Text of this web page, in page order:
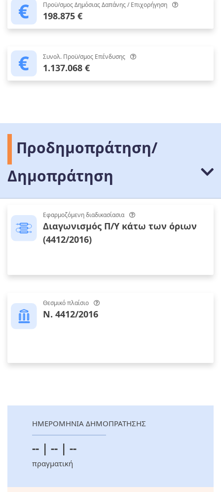
Προϋ/σμος Δημόσιας Δαπάνης / Επιχορήγηση
198.875 €
Συνολ. Προϋ/σμος Επένδυσης
1.137.068 €
Προδημοπράτηση/
Δημοπράτηση
Εφαρμοζόμενη διαδικασίασια
Διαγωνισμός Π/Υ κάτω των όριων
(4412/2016)
Θεσμικό πλαίσιο
Ν. 4412/2016
ΗΜΕΡΟΜΗΝΙΑ ΔΗΜΟΠΡΑΤΗΣΗΣ
-- | -- | --
πραγματική